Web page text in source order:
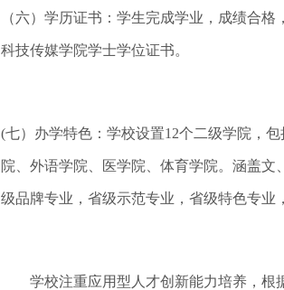
（六）学历证书：学生完成学业，成绩合
科技传媒学院学士学位证书。
(七）办学特色：学校设置12个二级学院，
院、外语学院、医学院、体育学院。涵盖
级品牌专业，省级示范专业，省级特色专
学校注重应用型人才创新能力培养，根据